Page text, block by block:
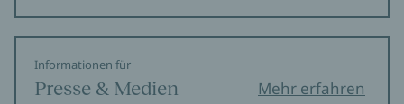
Informationen für
Presse & Medien Mehr erfahren